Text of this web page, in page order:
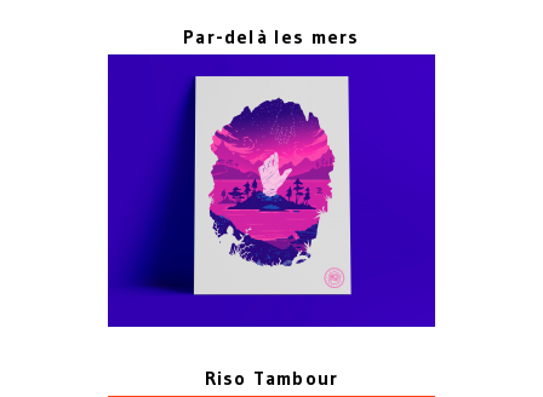
Par-delà les mers
Riso Tambour